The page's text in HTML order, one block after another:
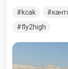
совместным
kcak
fly2high